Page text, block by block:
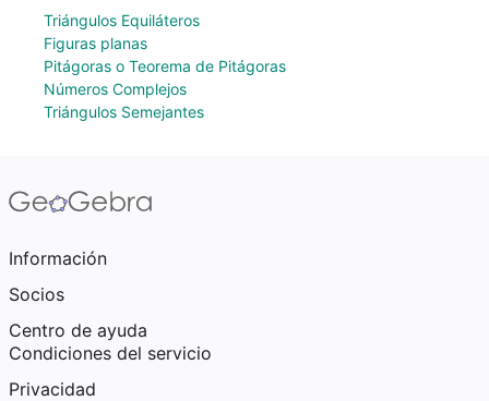
Triángulos Equiláteros
Figuras planas
Pitágoras o Teorema de Pitágoras
Números Complejos
Triángulos Semejantes
Información
Socios
Centro de ayuda
Condiciones del servicio
Privacidad